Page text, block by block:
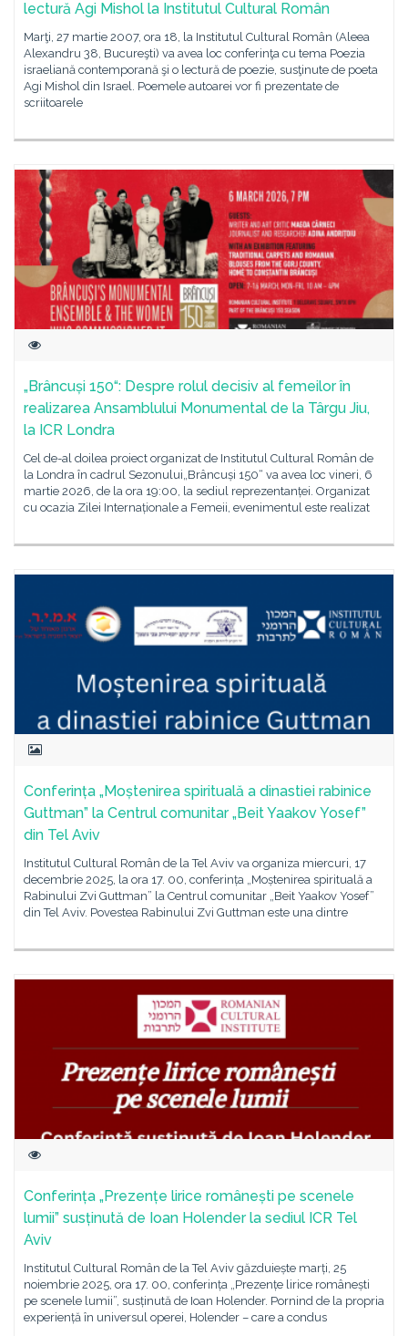
lectură Agi Mishol la Institutul Cultural Român
Marţi, 27 martie 2007, ora 18, la Institutul Cultural Român (Aleea
Alexandru 38, Bucureşti) va avea loc conferinţa cu tema Poezia
israeliană contemporană şi o lectură de poezie, susţinute de poeta
Agi Mishol din Israel. Poemele autoarei vor fi prezentate de
scriitoarele
„Brâncuși 150“: Despre rolul decisiv al femeilor în
realizarea Ansamblului Monumental de la Târgu Jiu,
la ICR Londra
Cel de-al doilea proiect organizat de Institutul Cultural Român de
la Londra în cadrul Sezonului„Brâncuși 150“ va avea loc vineri, 6
martie 2026, de la ora 19:00, la sediul reprezentanței. Organizat
cu ocazia Zilei Internaționale a Femeii, evenimentul este realizat
Conferința „Moștenirea spirituală a dinastiei rabinice
Guttman” la Centrul comunitar „Beit Yaakov Yosef”
din Tel Aviv
Institutul Cultural Român de la Tel Aviv va organiza miercuri, 17
decembrie 2025, la ora 17. 00, conferința „Moștenirea spirituală a
Rabinului Zvi Guttman” la Centrul comunitar „Beit Yaakov Yosef”
din Tel Aviv. Povestea Rabinului Zvi Guttman este una dintre
Conferința „Prezențe lirice românești pe scenele
lumii” susținută de Ioan Holender la sediul ICR Tel
Aviv
Institutul Cultural Român de la Tel Aviv găzduiește marți, 25
noiembrie 2025, ora 17. 00, conferința „Prezențe lirice românești
pe scenele lumii”, susținută de Ioan Holender. Pornind de la propria
experiență în universul operei, Holender – care a condus